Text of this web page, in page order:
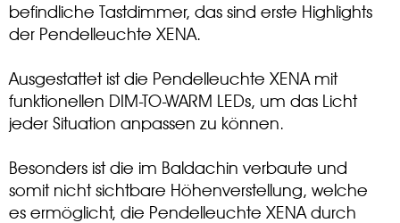
befindliche Tastdimmer, das sind erste Highlights
der Pendelleuchte XENA.
Ausgestattet ist die Pendelleuchte XENA mit
funktionellen DIM-TO-WARM LEDs, um das Licht
jeder Situation anpassen zu können.
Besonders ist die im Baldachin verbaute und
somit nicht sichtbare Höhenverstellung, welche
es ermöglicht, die Pendelleuchte XENA durch